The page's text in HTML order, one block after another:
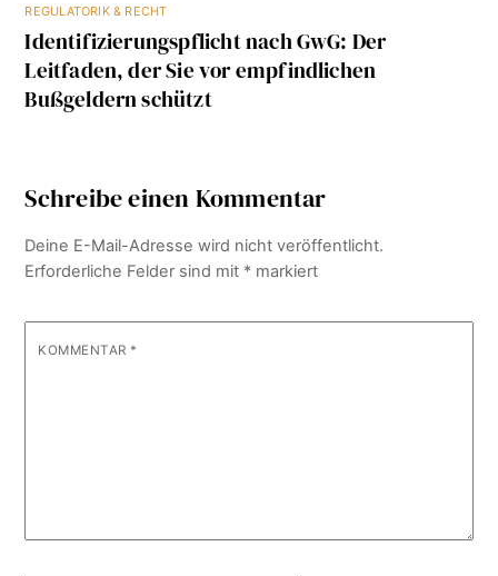
REGULATORIK & RECHT
Identifizierungspflicht nach GwG: Der
Leitfaden, der Sie vor empfindlichen
Bußgeldern schützt
Schreibe einen Kommentar
Deine E-Mail-Adresse wird nicht veröffentlicht.
Erforderliche Felder sind mit * markiert
KOMMENTAR *